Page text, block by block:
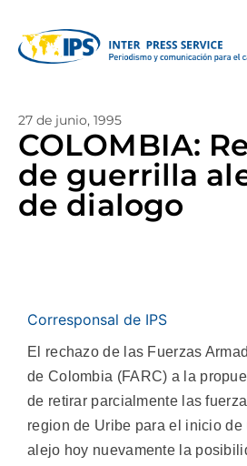
27 de junio, 1995
COLOMBIA:
de guerrilla
de dialogo
Corresponsal de IPS
El rechazo de las Fuerzas
de Colombia (FARC) a la
de retirar parcialmente las
region de Uribe para el inicio de
alejo hoy nuevamente la